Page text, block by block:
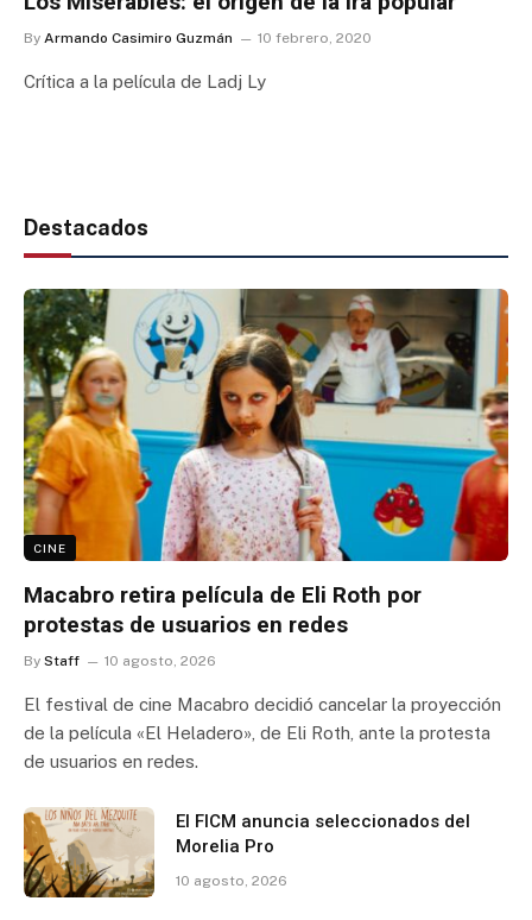
By Armando Casimiro Guzmán 10 febrero, 2020
Crítica a la película de Ladj Ly
Destacados
CINE
Macabro retira película de Eli Roth por
protestas de usuarios en redes
By Staff 10 agosto, 2026
El festival de cine Macabro decidió cancelar la proyección
de la película «El Heladero», de Eli Roth, ante la protesta
de usuarios en redes.
El FICM anuncia seleccionados del
Morelia Pro
10 agosto, 2026